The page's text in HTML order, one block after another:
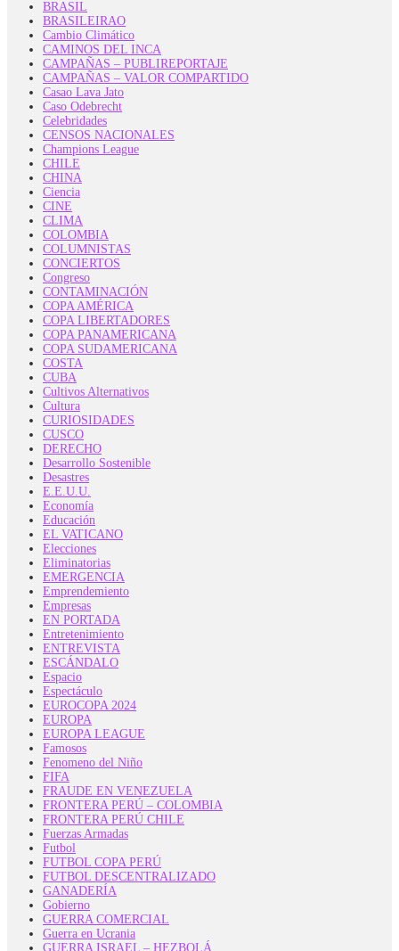
BRASIL
BRASILEIRAO
Cambio Climático
CAMINOS DEL INCA
CAMPAÑAS – PUBLIREPORTAJE
CAMPAÑAS – VALOR COMPARTIDO
Casao Lava Jato
Caso Odebrecht
Celebridades
CENSOS NACIONALES
Champions League
CHILE
CHINA
Ciencia
CINE
CLIMA
COLOMBIA
COLUMNISTAS
CONCIERTOS
Congreso
CONTAMINACIÓN
COPA AMÉRICA
COPA LIBERTADORES
COPA PANAMERICANA
COPA SUDAMERICANA
COSTA
CUBA
Cultivos Alternativos
Cultura
CURIOSIDADES
CUSCO
DERECHO
Desarrollo Sostenible
Desastres
E.E.U.U.
Economía
Educación
EL VATICANO
Elecciones
Eliminatorias
EMERGENCIA
Emprendemiento
Empresas
EN PORTADA
Entretenimiento
ENTREVISTA
ESCÁNDALO
Espacio
Espectáculo
EUROCOPA 2024
EUROPA
EUROPA LEAGUE
Famosos
Fenomeno del Niño
FIFA
FRAUDE EN VENEZUELA
FRONTERA PERÚ – COLOMBIA
FRONTERA PERÚ CHILE
Fuerzas Armadas
Futbol
FUTBOL COPA PERÚ
FUTBOL DESCENTRALIZADO
GANADERÍA
Gobierno
GUERRA COMERCIAL
Guerra en Ucrania
GUERRA ISRAEL – HEZBOLÁ